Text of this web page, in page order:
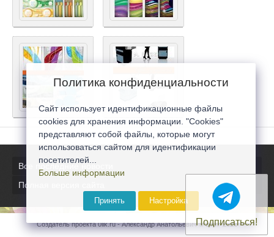
Все последние новости
Полная версия сайта
Создатель проекта 0lik.ru - Александр Анатольевич © 2007-2026
Подписаться!
Политика конфиденциальности
Сайт использует идентификационные файлы
cookies для хранения информации. "Cookies"
представляют собой файлы, которые могут
использоваться сайтом для идентификации
посетителей...
Больше информации
Принять Настройка